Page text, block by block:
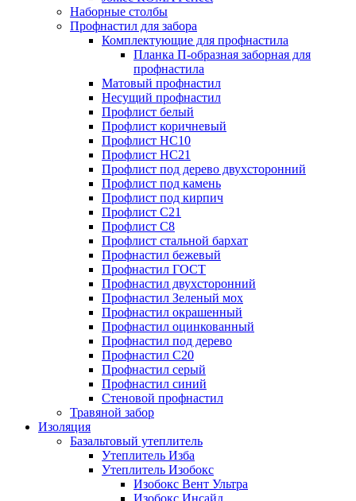
Наборные столбы
Профнастил для забора
Комплектующие для профнастила
Планка П-образная заборная для
профнастила
Матовый профнастил
Несущий профнастил
Профлист белый
Профлист коричневый
Профлист НС10
Профлист НС21
Профлист под дерево двухсторонний
Профлист под камень
Профлист под кирпич
Профлист С21
Профлист С8
Профлист стальной бархат
Профнастил бежевый
Профнастил ГОСТ
Профнастил двухсторонний
Профнастил Зеленый мох
Профнастил окрашенный
Профнастил оцинкованный
Профнастил под дерево
Профнастил С20
Профнастил серый
Профнастил синий
Стеновой профнастил
Травяной забор
Изоляция
Базальтовый утеплитель
Утеплитель Изба
Утеплитель Изобокс
Изобокс Вент Ультра
Изобокс Инсайд